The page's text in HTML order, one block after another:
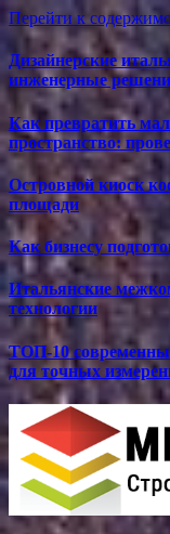
Перейти к
Дизайнерские
инженерные
Как превратить
пространство:
Островной киоск
площади
Как бизнесу
Итальянские
технологии
ТОП-10
для точных